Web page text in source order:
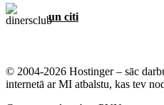
un citi
© 2004-2026 Hostinger – sāc
internetā ar MI atbalstu, kas tev